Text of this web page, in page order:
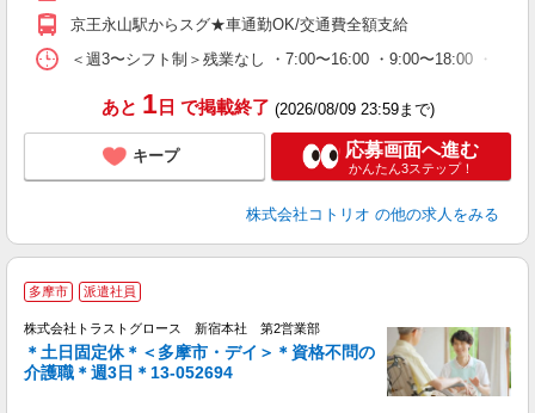
京王永山駅からスグ★車通勤OK/交通費全額支給
＜週3〜シフト制＞残業なし ・7:00〜16:00 ・9:00〜18:00 ・
あと 1日 で掲載終了 (2026/08/09 23:59まで)
キープ 応募画面へ進む
かんたん3ステップ！
株式会社コトリオ の他の求人をみる
多摩市 派遣社員
株式会社トラストグロース 新宿本社 第2営業部
＊土日固定休＊＜多摩市・デイ＞＊資格不問の
介護職＊週3日＊13-052694